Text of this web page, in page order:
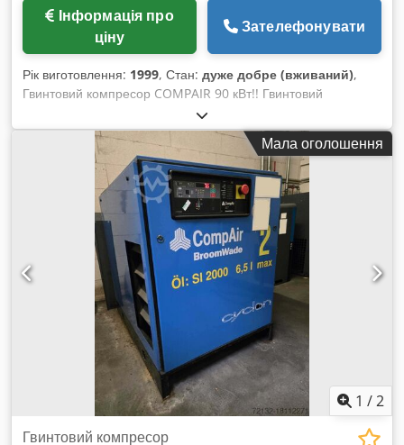
ціну
Зателефонувати
Рік виготовлення: 1999, Стан: дуже добре (вживаний),
Гвинтовий компресор COMPAIR 90 кВт!! Гвинтовий
компресор COMPAIR REGATTA 160A Технічні
характеристики: Dedjfdgv Aepfx Ai Ijwa Максимальна
продуктивність: 16,1 м³/хв; Двигун потужністю: 90 кВт;
Максимальний тиск: 7,5 бар; Рік випуску: 1999; Компресор у
повністю робочому стані; Забезпечуємо сервісне
обслуговування; Ціна нетто: 15 500 PLN Ціна брутто: 19 065
Мала оголошення
1 /2
Гвинтовий компресор